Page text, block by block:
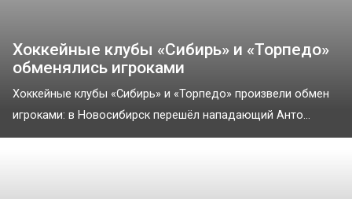
Хоккейные клубы «Сибирь» и «Торпедо»
обменялись игроками
Хоккейные клубы «Сибирь» и «Торпедо» произвели обмен
игроками: в Новосибирск перешёл нападающий Анто...